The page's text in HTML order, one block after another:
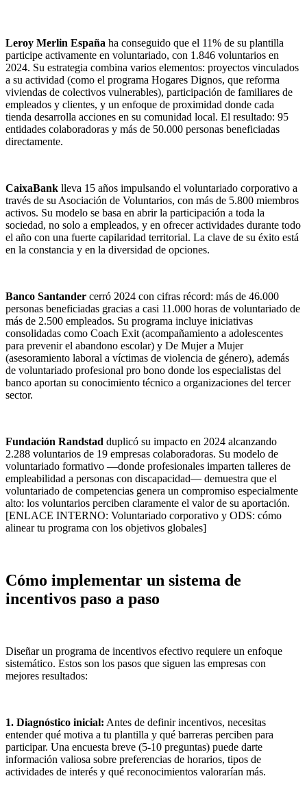
Leroy Merlin España ha conseguido que el 11% de su plantilla
participe activamente en voluntariado, con 1.846 voluntarios en
2024. Su estrategia combina varios elementos: proyectos vinculados
a su actividad (como el programa Hogares Dignos, que reforma
viviendas de colectivos vulnerables), participación de familiares de
empleados y clientes, y un enfoque de proximidad donde cada
tienda desarrolla acciones en su comunidad local. El resultado: 95
entidades colaboradoras y más de 50.000 personas beneficiadas
directamente.
CaixaBank lleva 15 años impulsando el voluntariado corporativo a
través de su Asociación de Voluntarios, con más de 5.800 miembros
activos. Su modelo se basa en abrir la participación a toda la
sociedad, no solo a empleados, y en ofrecer actividades durante todo
el año con una fuerte capilaridad territorial. La clave de su éxito está
en la constancia y en la diversidad de opciones.
Banco Santander cerró 2024 con cifras récord: más de 46.000
personas beneficiadas gracias a casi 11.000 horas de voluntariado de
más de 2.500 empleados. Su programa incluye iniciativas
consolidadas como Coach Exit (acompañamiento a adolescentes
para prevenir el abandono escolar) y De Mujer a Mujer
(asesoramiento laboral a víctimas de violencia de género), además
de voluntariado profesional pro bono donde los especialistas del
banco aportan su conocimiento técnico a organizaciones del tercer
sector.
Fundación Randstad duplicó su impacto en 2024 alcanzando
2.288 voluntarios de 19 empresas colaboradoras. Su modelo de
voluntariado formativo —donde profesionales imparten talleres de
empleabilidad a personas con discapacidad— demuestra que el
voluntariado de competencias genera un compromiso especialmente
alto: los voluntarios perciben claramente el valor de su aportación.
[ENLACE INTERNO: Voluntariado corporativo y ODS: cómo
alinear tu programa con los objetivos globales]
Cómo implementar un sistema de
incentivos paso a paso
Diseñar un programa de incentivos efectivo requiere un enfoque
sistemático. Estos son los pasos que siguen las empresas con
mejores resultados:
1. Diagnóstico inicial: Antes de definir incentivos, necesitas
entender qué motiva a tu plantilla y qué barreras perciben para
participar. Una encuesta breve (5-10 preguntas) puede darte
información valiosa sobre preferencias de horarios, tipos de
actividades de interés y qué reconocimientos valorarían más.